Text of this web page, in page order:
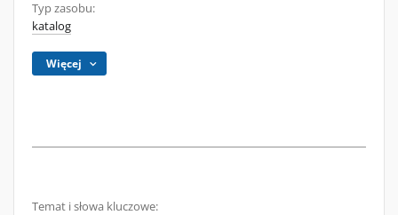
Typ zasobu:
katalog
Więcej
Temat i słowa kluczowe: